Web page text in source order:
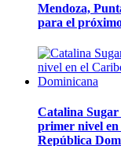
Mendoza,
para el
Catalina Sugar
primer nivel en
República